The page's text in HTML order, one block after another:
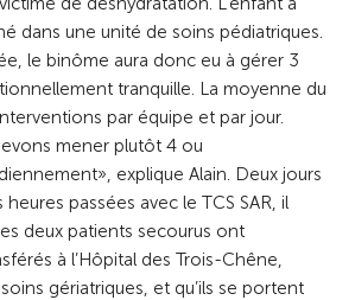
dans une unité de soins pédiatriques.
le binôme aura donc eu à gérer 3
tranquille. La moyenne du
par équipe et par jour.
mener plutôt 4 ou
explique Alain. Deux jours
passées avec le TCS SAR, il
deux patients secourus ont
à l’Hôpital des Trois-Chêne,
gériatriques, et qu’ils se portent